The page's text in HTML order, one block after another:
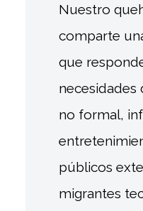
Nuestro
comparte
que
necesidades
no formal,
públicos
migrantes